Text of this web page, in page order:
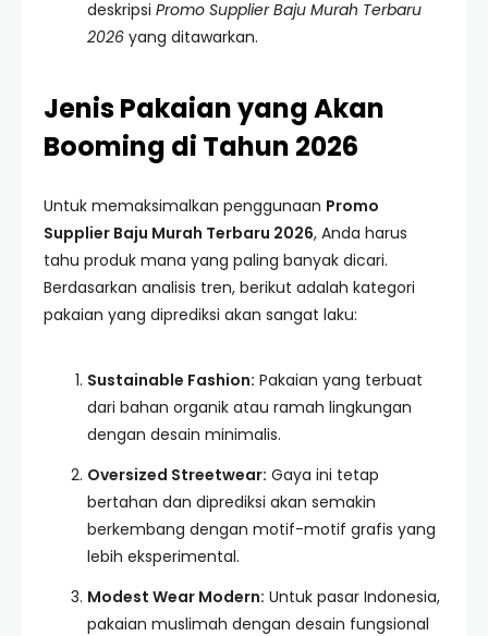
deskripsi Promo Supplier Baju Murah Terbaru
2026 yang ditawarkan.
Jenis Pakaian yang Akan
Booming di Tahun 2026
Untuk memaksimalkan penggunaan Promo
Supplier Baju Murah Terbaru 2026, Anda harus
tahu produk mana yang paling banyak dicari.
Berdasarkan analisis tren, berikut adalah kategori
pakaian yang diprediksi akan sangat laku:
Sustainable Fashion: Pakaian yang terbuat
dari bahan organik atau ramah lingkungan
dengan desain minimalis.
Oversized Streetwear: Gaya ini tetap
bertahan dan diprediksi akan semakin
berkembang dengan motif-motif grafis yang
lebih eksperimental.
Modest Wear Modern: Untuk pasar Indonesia,
pakaian muslimah dengan desain fungsional